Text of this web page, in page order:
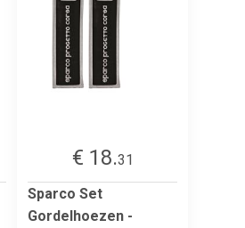
€ 18.31
Sparco Set
Gordelhoezen -